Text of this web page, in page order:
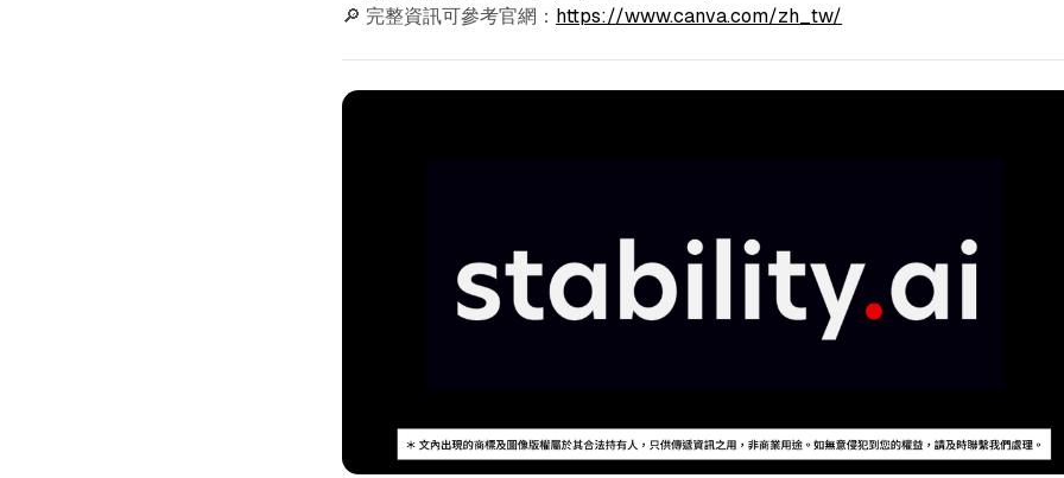
🔎 完整資訊可參考官網： https://www.canva.com/zh_tw/